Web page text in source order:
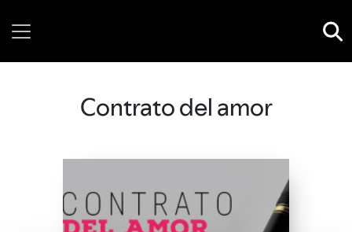
Contrato del amor